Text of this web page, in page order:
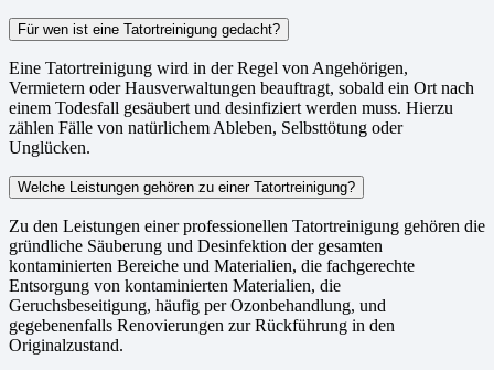
Für wen ist eine Tatortreinigung gedacht?
Eine Tatortreinigung wird in der Regel von Angehörigen,
Vermietern oder Hausverwaltungen beauftragt, sobald ein Ort nach
einem Todesfall gesäubert und desinfiziert werden muss. Hierzu
zählen Fälle von natürlichem Ableben, Selbsttötung oder
Unglücken.
Welche Leistungen gehören zu einer Tatortreinigung?
Zu den Leistungen einer professionellen Tatortreinigung gehören die
gründliche Säuberung und Desinfektion der gesamten
kontaminierten Bereiche und Materialien, die fachgerechte
Entsorgung von kontaminierten Materialien, die
Geruchsbeseitigung, häufig per Ozonbehandlung, und
gegebenenfalls Renovierungen zur Rückführung in den
Originalzustand.